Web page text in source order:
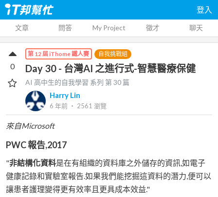
登入
文章 問答 My Project 徵才 聊天
第 12 屆 iThome 鐵人賽 自我挑戰組
Day 30 - 台灣AI 之進行式-智慧醫療保健
AI 高中生的自我學習 系列 第30 篇
Harry Lin
6 年前 ‧ 2561 瀏覽
0
來自Microsoft
PWC 報告,2017
"非結構化資料是在有組織的資料庫之外儲存的資訊,如電子
健康記錄和實驗室報告.如果我們能挖掘這資料的潛力,便可以
讓患者護理變得更有效率且更具成本效益."